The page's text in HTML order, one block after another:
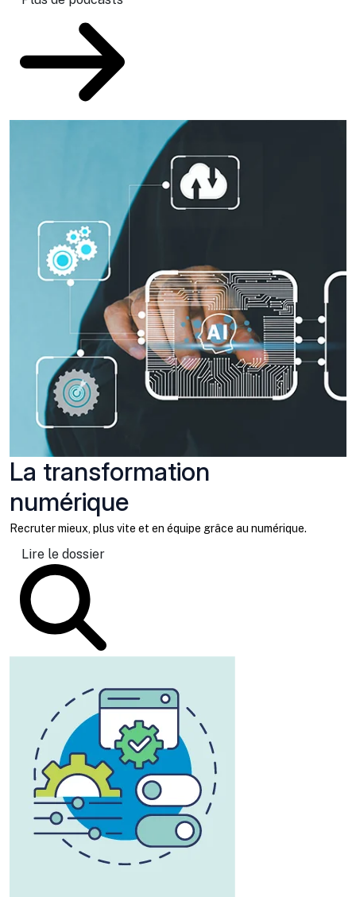
La transformation
numérique
Recruter mieux, plus vite et en équipe grâce au numérique.
Lire le dossier